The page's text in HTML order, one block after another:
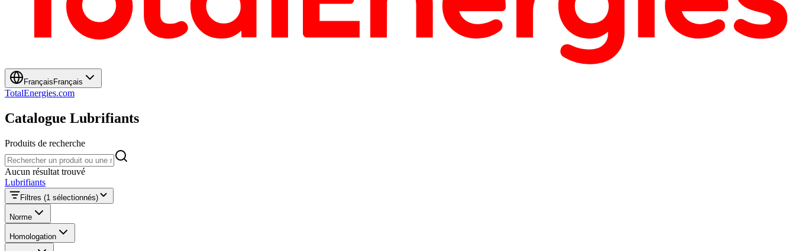
Français Français
TotalEnergies.com
Catalogue Lubrifiants
Produits de recherche
Produits de recherche
Aucun résultat trouvé
Lubrifiants
Filtres (1 sélectionnés)
Norme
Homologation